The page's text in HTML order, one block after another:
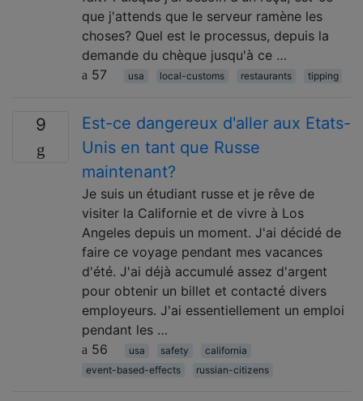
que j'attends que le serveur ramène les
choses? Quel est le processus, depuis la
demande du chèque jusqu'à ce …
57
usa local-customs restaurants tipping
9
Est-ce dangereux d'aller aux Etats-
Unis en tant que Russe
maintenant?
Je suis un étudiant russe et je rêve de
visiter la Californie et de vivre à Los
Angeles depuis un moment. J'ai décidé de
faire ce voyage pendant mes vacances
d'été. J'ai déjà accumulé assez d'argent
pour obtenir un billet et contacté divers
employeurs. J'ai essentiellement un emploi
pendant les …
56
usa safety
california
event-based-effects
russian-citizens